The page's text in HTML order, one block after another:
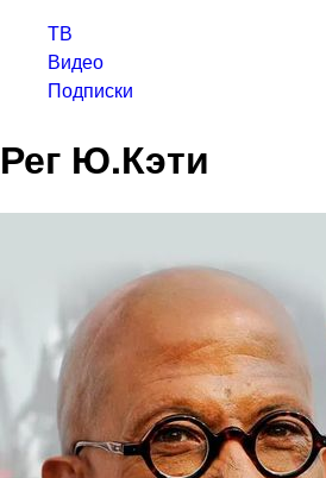
ТВ
Видео
Подписки
Рег Ю.Кэти